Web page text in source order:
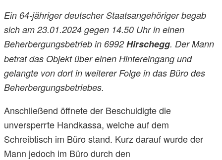
Ein 64-jähriger deutscher Staatsangehöriger begab
sich am 23.01.2024 gegen 14.50 Uhr in einen
Beherbergungsbetrieb in 6992Hirschegg. Der Mann
betrat das Objekt über einen Hintereingang und
gelangte von dort in weiterer Folge in das Büro des
Beherbergungsbetriebes.
Anschließend öffnete der Beschuldigte die
unversperrte Handkassa, welche auf dem
Schreibtisch im Büro stand. Kurz darauf wurde der
Mann jedoch im Büro durch den